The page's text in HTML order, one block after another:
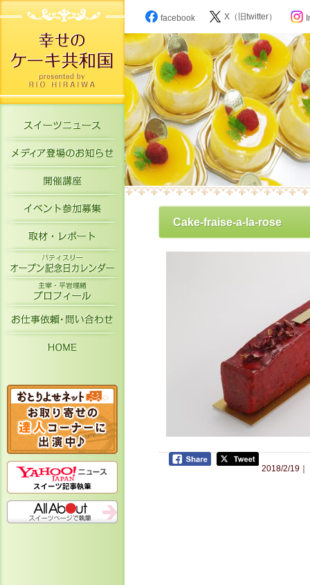
スイーツニュース
メディア登場のお知らせ
開催講座
イベント参加募集
facebook X（旧twitter）
Cake-fraise-a-la-rose
2018/2/19｜